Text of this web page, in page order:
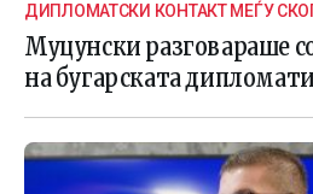
ДИПЛОМАТСКИ КОНТАКТ МЕЃУ
Муцунски разговараше
на бугарската